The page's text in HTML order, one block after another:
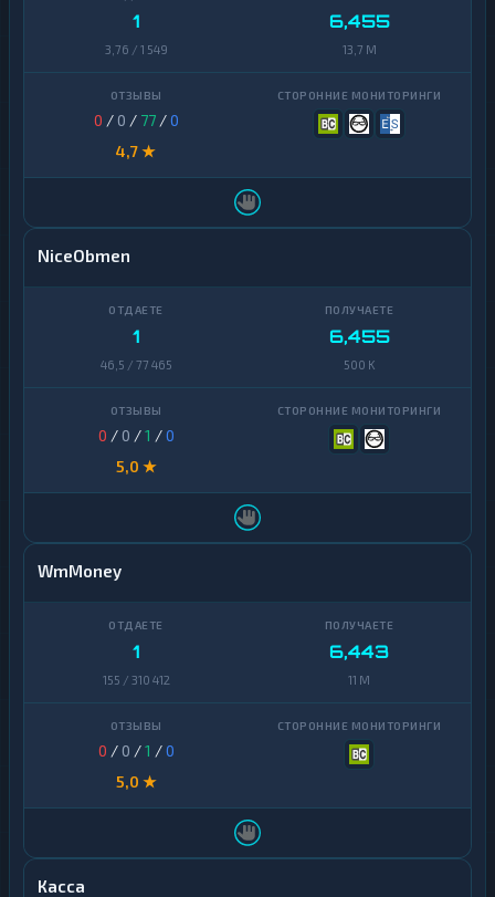
1
3,76 / 1 549
6,455
13,7 M
0 / 0 / 77/0
4,7 ★
NiceObmen
1
46,5 / 77 465
6,455
500 K
0 / 0 /1 /0
5,0 ★
WmMoney
1
155 / 310 412
6,443
11 M
0 / 0 /1 /0
5,0 ★
Касса